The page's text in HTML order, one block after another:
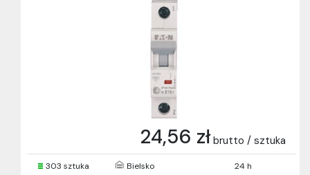
24,56 zł brutto / sztuka
303 sztuka Bielsko
24 h